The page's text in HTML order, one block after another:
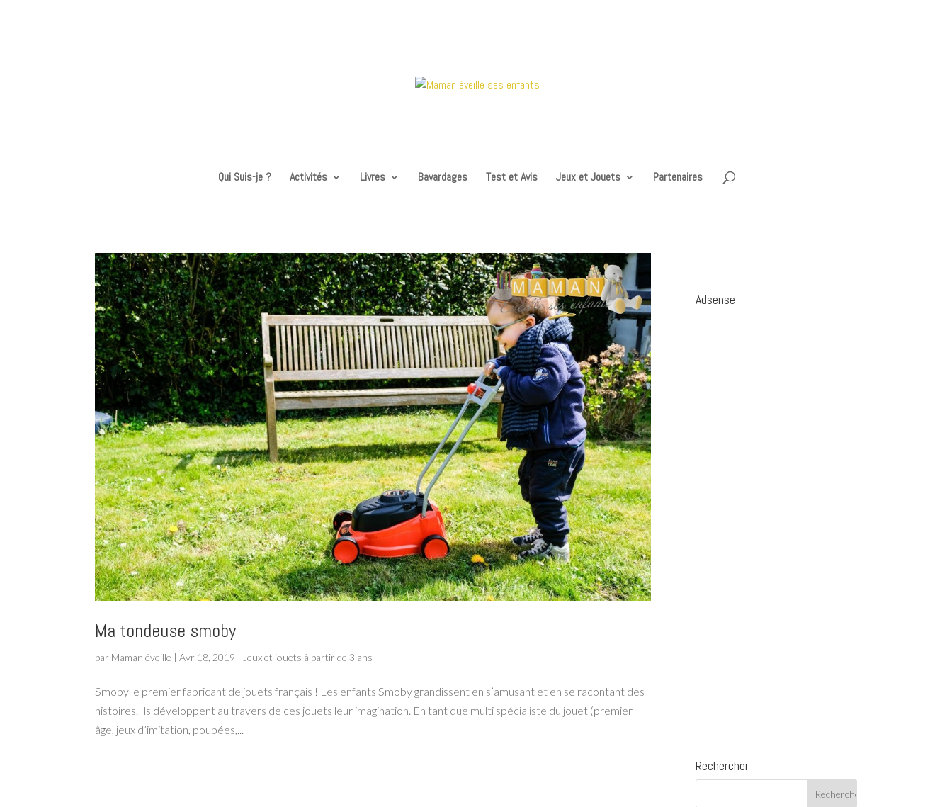
Qui Suis-je ? Activités Livres Bavardages Test et Avis Jeux et Jouets Partenaires
Ma tondeuse smoby
par Maman éveille |Avr 18, 2019 | Jeux et jouets à partir de 3 ans
Smoby le premier fabricant de jouets français ! Les enfants Smoby grandissent en s’amusant et en se racontant des
histoires. Ils développent au travers de ces jouets leur imagination. En tant que multi spécialiste du jouet (premier
âge, jeux d’imitation, poupées,...
Adsense
Rechercher